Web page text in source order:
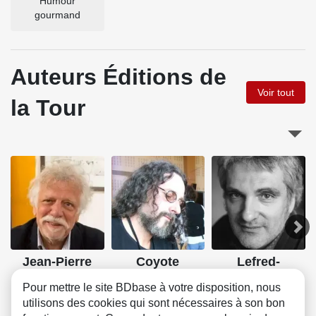
gourmand
Auteurs Éditions de
la Tour
Voir tout
Jean-Pierre
Coyote
Lefred-
Pour mettre le site BDbase à votre disposition, nous
utilisons des cookies qui sont nécessaires à son bon